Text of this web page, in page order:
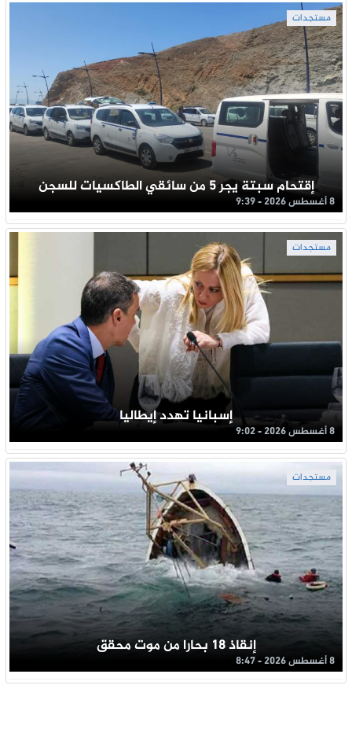
مستجدات
إقتحام سبتة يجر 5 من سائقي الطاكسيات للسجن
8 أغسطس 2026 - 9:39
مستجدات
إسبانيا تهدد إيطاليا
8 أغسطس 2026 - 9:02
مستجدات
إنقاذ 18 بحارا من موت محقق
8 أغسطس 2026 - 8:47